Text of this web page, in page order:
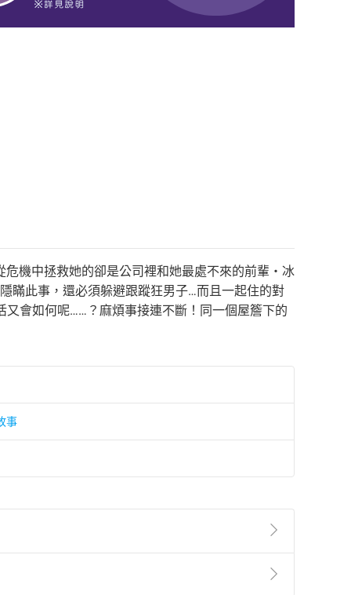
機中拯救她的卻是公司裡和她最處不來的前輩・冰
瞞此事，還必須躲避跟蹤狂男子…而且一起住的對
會如何呢……？麻煩事接連不斷！同一個屋簷下的
事